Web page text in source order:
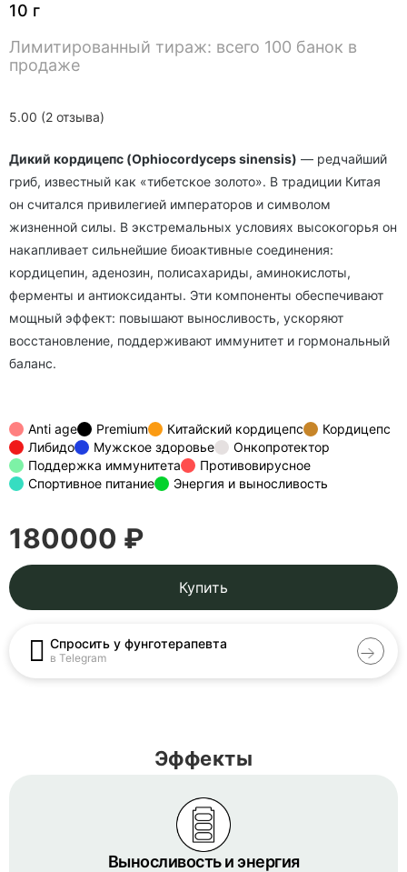
5.00 (2 отзыва)
10 г
Лимитированный тираж: всего 100 банок в
продаже
Дикий кордицепс (Ophiocordyceps sinensis) — редчайший
гриб, известный как «тибетское золото». В традиции Китая
он считался привилегией императоров и символом
жизненной силы. В экстремальных условиях высокогорья он
накапливает сильнейшие биоактивные соединения:
кордицепин, аденозин, полисахариды, аминокислоты,
ферменты и антиоксиданты. Эти компоненты обеспечивают
мощный эффект: повышают выносливость, ускоряют
восстановление, поддерживают иммунитет и гормональный
баланс.
Anti age Premium Китайский кордицепс
Кордицепс
Либидо
Мужское здоровье
Онкопротектор
Поддержка иммунитета
Противовирусное
Спортивное питание
Энергия и выносливость
180000 ₽
Купить
Спросить у фунготерапевта
в Telegram
Эффекты
Выносливость и энергия